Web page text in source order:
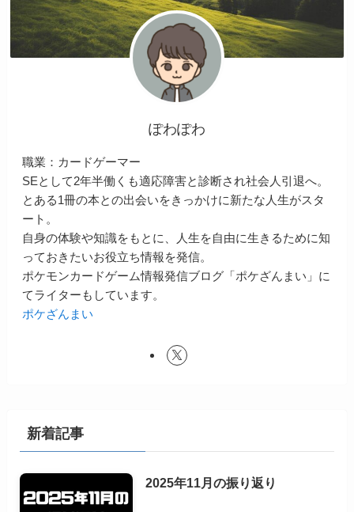
ぽわぽわ
職業：カードゲーマー
SEとして2年半働くも適応障害と診断され社会人引退へ。
とある1冊の本との出会いをきっかけに新たな人生がスタ
ート。
自身の体験や知識をもとに、人生を自由に生きるために知
っておきたいお役立ち情報を発信。
ポケモンカードゲーム情報発信ブログ「ポケざんまい」に
てライターもしています。
ポケざんまい
新着記事
2025年11月の振り返り